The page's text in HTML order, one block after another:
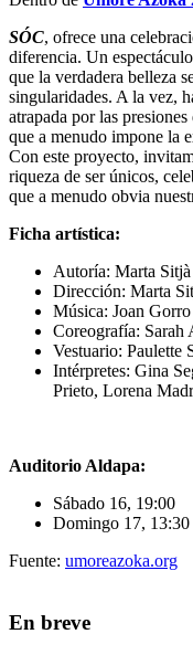
SÓC, ofrece una
diferencia. Un
que la verdadera belleza
singularidades. A la vez,
atrapada por las
que a menudo impone la
Con este proyecto,
riqueza de ser únicos,
que a menudo obvia
Ficha artística:
Autoría: Marta Sitjà
Dirección: Marta
Música: Joan Gorro
Coreografía: Sarah
Vestuario: Paulette
Intérpretes: Gina
Prieto, Lorena
Auditorio Aldapa:
Sábado 16, 19:00
Domingo 17, 13:30
Fuente: umoreazoka.org
En breve